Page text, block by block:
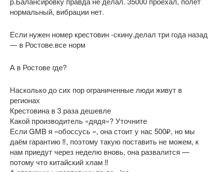
нормальный, вибрации нет.
Если нужен номер крестовин -скину.делал три года назад
— в Ростове.все норм
А в Ростове где?
Насколько до сих пор ограниченные люди живут в
регионах
Крестовина в 3 раза дешевле
Какой производитель «дядя»? Уточните
Если GMB я «обоссусь «, она стоит у нас 500₽, но мы
даём гарантию ‼️, поэтому такую поставить не можем, к
нам приедут через неделю вновь, она развалится —
потому что китайский хлам ‼️